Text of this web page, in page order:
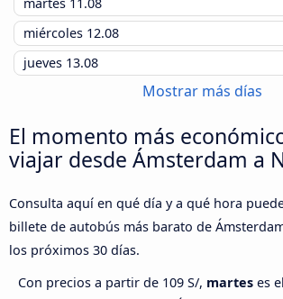
miércoles 12.08
jueves 13.08
Mostrar más días
El momento más
viajar desde Ámsterdam a
Consulta aquí en qué día y a qué hora
billete de autobús más barato de
los próximos 30 días.
Con precios a partir de 109 S/, martes es